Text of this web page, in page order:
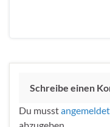
Schreibe einen
Du musstangemeldet